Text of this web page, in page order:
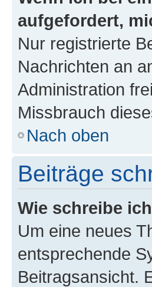
aufgefordert,
Nur registrierte
Nachrichten an
Administration
Missbrauch
Nach oben
Beiträge
Wie schreibe
Um eine neues
entsprechende
Beitragsansicht.